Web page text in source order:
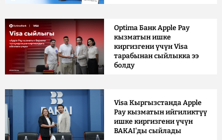
Optima Банк Apple Pay
кызматын ишке
киргизгени үчүн Visa
тарабынан сыйлыкка ээ
болду
Visa Кыргызстанда Apple
Pay кызматын ийгиликтүү
ишке киргизгени үчүн
BAKAI'ды сыйлады